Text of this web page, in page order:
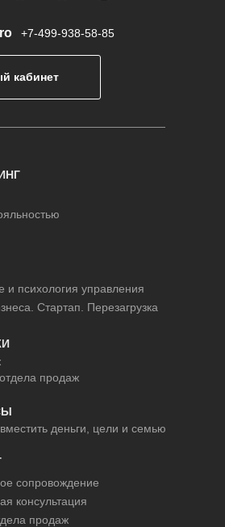
кабинет
продаж
консультация
сопровождение
и психология управления
Стартап. Перезагрузка
продаж
деньги, цели и семью
+7-499-938-58-85